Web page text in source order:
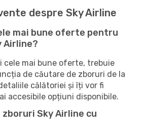
despre Sky Airline
mai bune oferte pentru
Airline?
cele mai bune oferte, trebuie
de căutare de zboruri de la
călătoriei și îți vor fi
accesibile opțiuni disponibile.
zboruri Sky Airline cu